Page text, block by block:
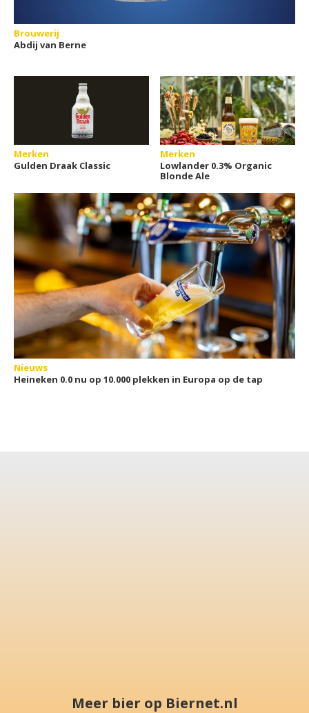
Brouwerij
Abdij van Berne
Merken
Gulden Draak Classic
Merken
Lowlander 0.3% Organic
Blonde Ale
Nieuws
Heineken 0.0 nu op 10.000 plekken in Europa op de tap
Meer bier op Biernet.nl